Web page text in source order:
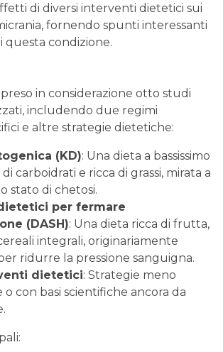
di diversi interventi dietetici sui
fornendo spunti interessanti
questa condizione.
preso in considerazione otto studi
includendo due regimi
e altre strategie dietetiche:
(KD): Una dieta a bassissimo
carboidrati e ricca di grassi, mirata a
stato di chetosi.
per fermare
(DASH): Una dieta ricca di frutta,
integrali, originariamente
ridurre la pressione sanguigna.
dietetici: Strategie meno
con basi scientifiche ancora da